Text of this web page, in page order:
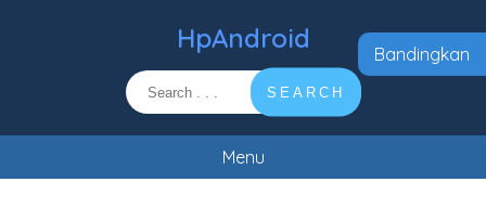
HpAndroid
SEARCH
Menu
Bandingkan